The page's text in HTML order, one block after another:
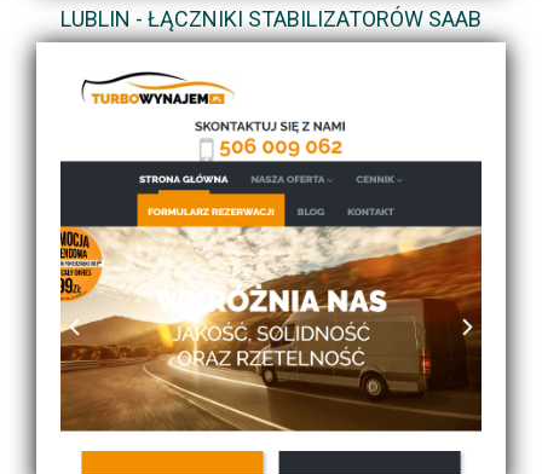
LUBLIN - ŁĄCZNIKI STABILIZATORÓW SAAB